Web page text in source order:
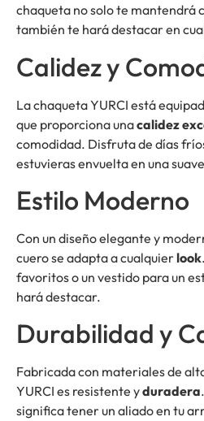
chaqueta no solo te mantendrá
también te hará destacar en
Calidez y
La chaqueta YURCI está
que proporciona unacalidez
comodidad. Disfruta de días
estuvieras envuelta en una
Estilo Moderno
Con un diseño elegante y
cuero se adapta a cualquierlook
favoritos o un vestido para un
hará destacar.
Durabilidad y
Fabricada con materiales de
YURCI es resistente yduradera
significa tener un aliado en tu